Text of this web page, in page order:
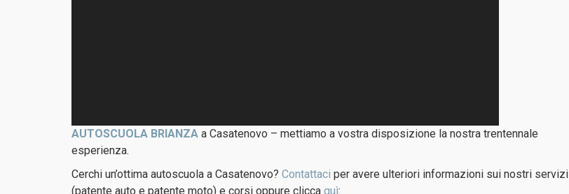
AUTOSCUOLA BRIANZA a Casatenovo – mettiamo a vostra disposizione la nostra trentennale
esperienza.
Cerchi un’ottima autoscuola a Casatenovo? Contattaci per avere ulteriori informazioni sui nostri servizi
(patente auto e patente moto) e corsi oppure clicca quì: